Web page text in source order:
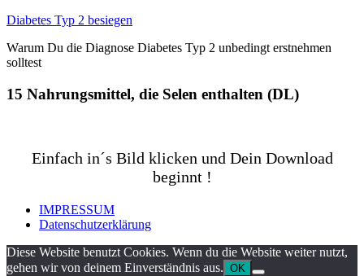
Zum
springen
Diabetes Typ 2 besiegen
Warum Du die Diagnose Diabetes Typ 2 unbedingt erstnehmen
solltest
15 Nahrungsmittel, die Selen enthalten (DL)
Einfach in´s Bild klicken und Dein Download
beginnt !
IMPRESSUM
Datenschutzerklärung
Diese Website benutzt Cookies. Wenn du die Website weiter nutzt,
gehen wir von deinem Einverständnis aus. OK